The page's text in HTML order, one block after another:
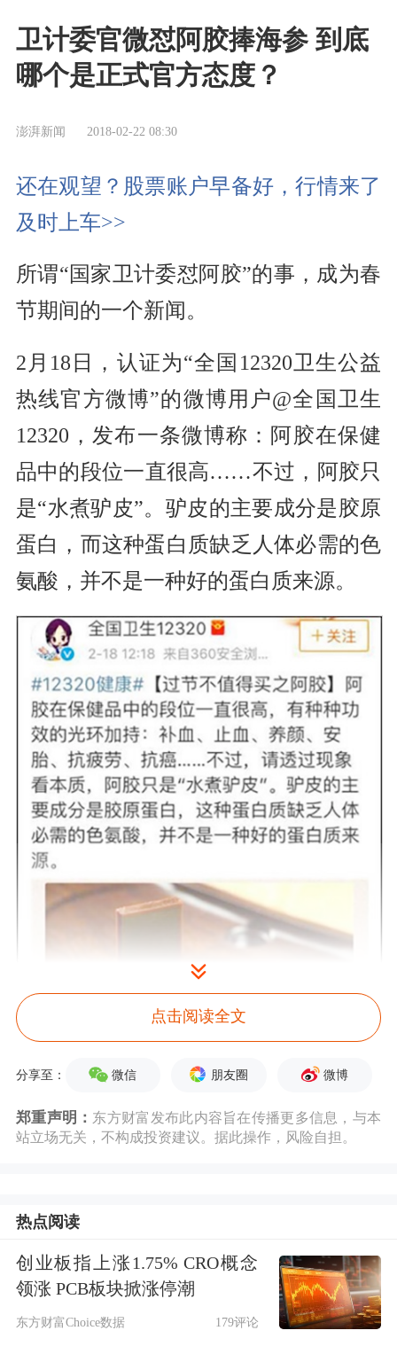
卫计委官微怼阿胶捧海参 到底
哪个是正式官方态度？
澎湃新闻 2018-02-22 08:30
还在观望？股票账户早备好，行情来了
及时上车>>
所谓“国家卫计委怼阿胶”的事，成为春
节期间的一个新闻。
2月18日，认证为“全国12320卫生公益
热线官方微博”的微博用户@全国卫生
12320，发布一条微博称：阿胶在保健
品中的段位一直很高……不过，阿胶只
是“水煮驴皮”。驴皮的主要成分是胶原
蛋白，而这种蛋白质缺乏人体必需的色
氨酸，并不是一种好的蛋白质来源。
因为12320卫生热线是国家卫计委主管
的公益电话网络，主要承担公共卫生领
次@全国卫生12320的发言，被一些人
解读成了“国家卫计委称阿胶只是‘水煮
驴皮’”。一石激起千层浪，“中医
黑”和“中医粉”争得脸红脖子粗。甚至
点击阅读全文
分享至： 微信 朋友圈 微博
郑重声明： 东方财富发布此内容旨在传播更多信息，与本
站立场无关，不构成投资建议。据此操作，风险自担。
热点阅读
创业板指上涨1.75% CRO概念
领涨 PCB板块掀涨停潮
东方财富Choice数据 179评论